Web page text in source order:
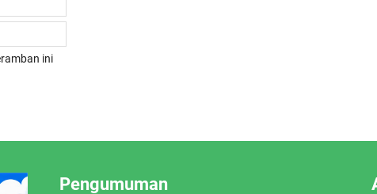
ini
Pengumuman